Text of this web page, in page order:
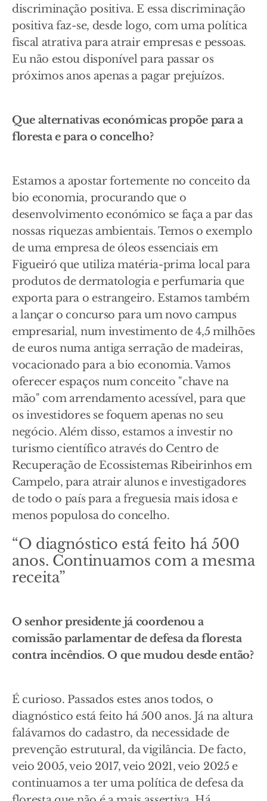
discriminação positiva. E essa discriminação
positiva faz-se, desde logo, com uma política
fiscal atrativa para atrair empresas e pessoas.
Eu não estou disponível para passar os
próximos anos apenas a pagar prejuízos.
Que alternativas económicas propõe para a
floresta e para o concelho?
Estamos a apostar fortemente no conceito da
bio economia, procurando que o
desenvolvimento económico se faça a par das
nossas riquezas ambientais. Temos o exemplo
de uma empresa de óleos essenciais em
Figueiró que utiliza matéria-prima local para
produtos de dermatologia e perfumaria que
exporta para o estrangeiro. Estamos também
a lançar o concurso para um novo campus
empresarial, num investimento de 4,5 milhões
de euros numa antiga serração de madeiras,
vocacionado para a bio economia. Vamos
oferecer espaços num conceito "chave na
mão" com arrendamento acessível, para que
os investidores se foquem apenas no seu
negócio. Além disso, estamos a investir no
turismo científico através do Centro de
Recuperação de Ecossistemas Ribeirinhos em
Campelo, para atrair alunos e investigadores
de todo o país para a freguesia mais idosa e
menos populosa do concelho.
“O diagnóstico está feito há 500
anos. Continuamos com a mesma
receita”
O senhor presidente já coordenou a
comissão parlamentar de defesa da floresta
contra incêndios. O que mudou desde então?
É curioso. Passados estes anos todos, o
diagnóstico está feito há 500 anos. Já na altura
falávamos do cadastro, da necessidade de
prevenção estrutural, da vigilância. De facto,
veio 2005, veio 2017, veio 2021, veio 2025 e
continuamos a ter uma política de defesa da